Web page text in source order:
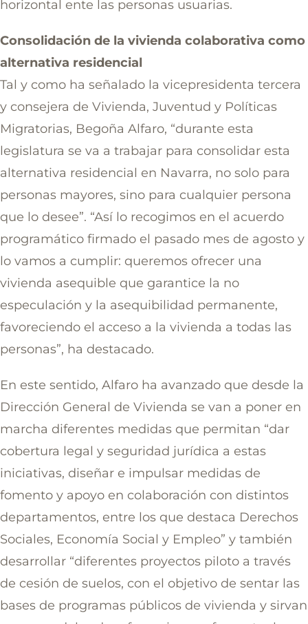
horizontal ente las personas usuarias.
Consolidación de la vivienda colaborativa como
alternativa residencial
Tal y como ha señalado la vicepresidenta tercera
y consejera de Vivienda, Juventud y Políticas
Migratorias, Begoña Alfaro, “durante esta
legislatura se va a trabajar para consolidar esta
alternativa residencial en Navarra, no solo para
personas mayores, sino para cualquier persona
que lo desee”. “Así lo recogimos en el acuerdo
programático firmado el pasado mes de agosto y
lo vamos a cumplir: queremos ofrecer una
vivienda asequible que garantice la no
especulación y la asequibilidad permanente,
favoreciendo el acceso a la vivienda a todas las
personas”, ha destacado.
En este sentido, Alfaro ha avanzado que desde la
Dirección General de Vivienda se van a poner en
marcha diferentes medidas que permitan “dar
cobertura legal y seguridad jurídica a estas
iniciativas, diseñar e impulsar medidas de
fomento y apoyo en colaboración con distintos
departamentos, entre los que destaca Derechos
Sociales, Economía Social y Empleo” y también
desarrollar “diferentes proyectos piloto a través
de cesión de suelos, con el objetivo de sentar las
bases de programas públicos de vivienda y sirvan